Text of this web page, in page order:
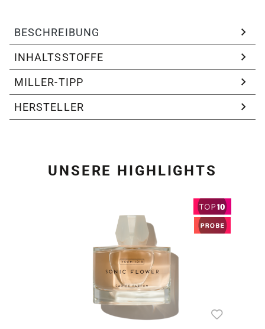
BESCHREIBUNG
INHALTSSTOFFE
MILLER-TIPP
HERSTELLER
UNSERE HIGHLIGHTS